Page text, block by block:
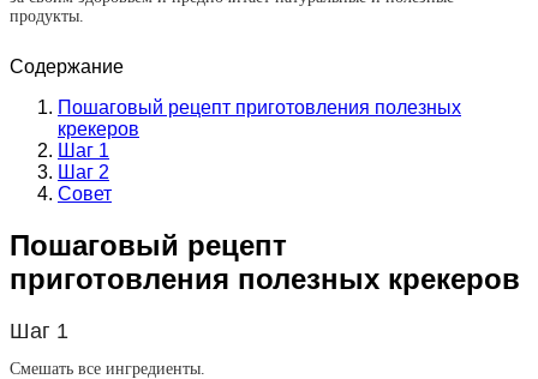
продукты.
Содержание
Пошаговый рецепт приготовления полезных
крекеров
Шаг 1
Шаг 2
Совет
Пошаговый рецепт
приготовления полезных крекеров
Шаг 1
Смешать все ингредиенты.